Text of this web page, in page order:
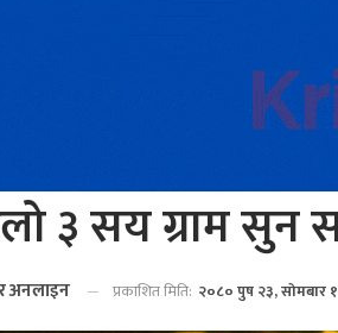
३ सय ग्राम सुन
अनलाइन प्रकाशित मिति: २०८० पुष २३, सोमबार